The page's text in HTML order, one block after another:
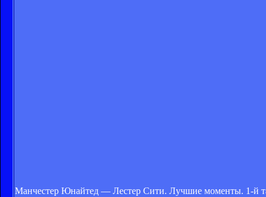
Манчестер Юнайтед — Лестер Сити. Лучшие моменты. 1-й